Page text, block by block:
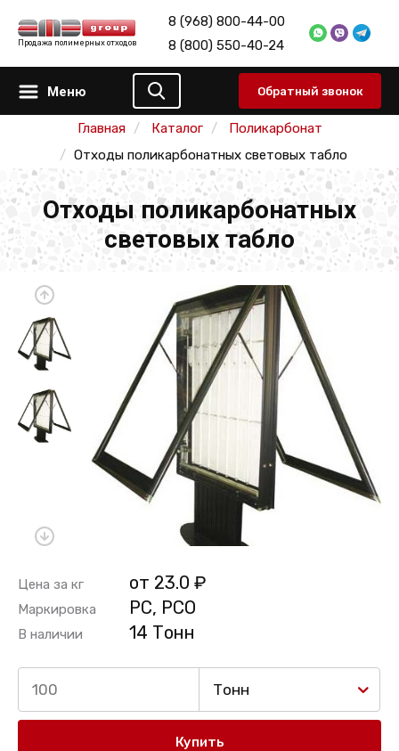
Продажа полимерных отходов
8 (968) 800-44-00
8 (800) 550-40-24
Меню Обратный звонок
Главная Каталог
Поликарбонат
Отходы поликарбонатных световых табло
Отходы поликарбонатных
световых табло
Цена за кг от 23.0 ₽
Маркировка PC, PCO
В наличии 14 Тонн
Тонн
Купить